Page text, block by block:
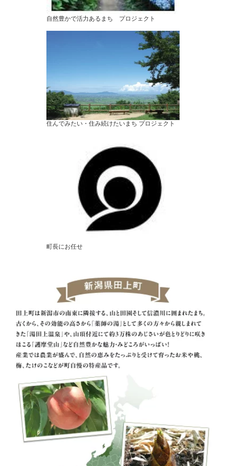
自然豊かで活力あるまち プロジェクト
住んでみたい・住み続けたいまち プロジェクト
町長にお任せ